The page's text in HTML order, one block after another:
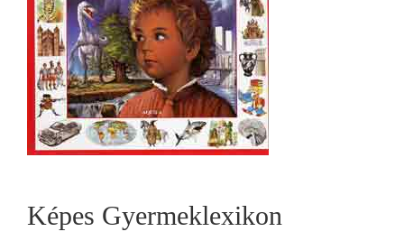
CONTACT
US
Képes Gyermeklexikon